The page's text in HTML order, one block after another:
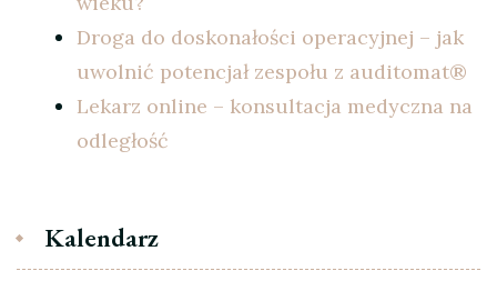
Droga do doskonałości operacyjnej – jak
uwolnić potencjał zespołu z auditomat®
Lekarz online – konsultacja medyczna na
odległość
Kalendarz